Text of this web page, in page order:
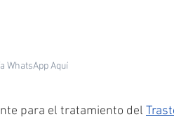
WhatsApp Aquí
para el tratamiento del